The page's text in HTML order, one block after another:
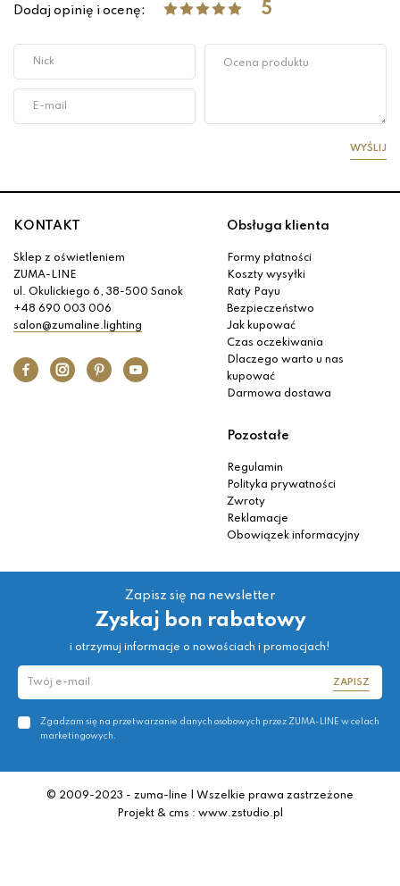
Dodaj opinię i ocenę: 5
WYŚLIJ
KONTAKT
Sklep z oświetleniem
ZUMA-LINE
ul. Okulickiego 6, 38-500 Sanok
+48 690 003 006
salon@zumaline.lighting
Obsługa klienta
Formy płatności
Koszty wysyłki
Raty Payu
Bezpieczeństwo
Jak kupować
Czas oczekiwania
Dlaczego warto u nas
kupować
Darmowa dostawa
Pozostałe
Regulamin
Polityka prywatności
Zwroty
Reklamacje
Obowiązek informacyjny
Zapisz się na newsletter
Zyskaj bon rabatowy
i otrzymuj informacje o nowościach i promocjach!
ZAPISZ
Zgadzam się na przetwarzanie danych osobowych przez ZUMA-LINE w celach
marketingowych.
© 2009-2023 - zuma-line | Wszelkie prawa zastrzeżone
Projekt & cms : www.zstudio.pl